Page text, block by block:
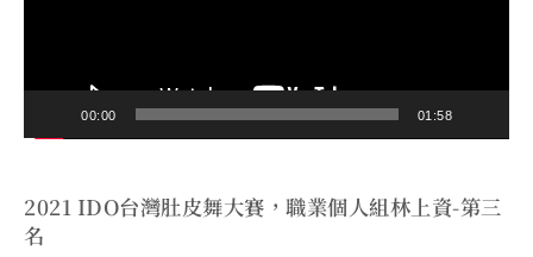
00:00 01:58
2021 IDO台灣肚皮舞大賽，職業個人組林上資-第三
名